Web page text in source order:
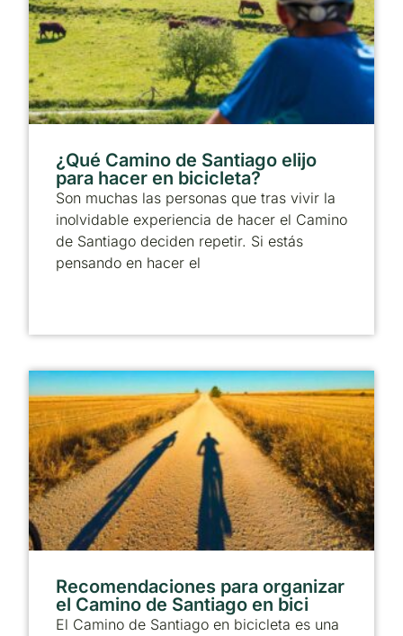
¿Qué Camino de Santiago elijo
para hacer en bicicleta?
Son muchas las personas que tras vivir la
inolvidable experiencia de hacer el Camino
de Santiago deciden repetir. Si estás
pensando en hacer el
Recomendaciones para organizar
el Camino de Santiago en bici
El Camino de Santiago en bicicleta es una